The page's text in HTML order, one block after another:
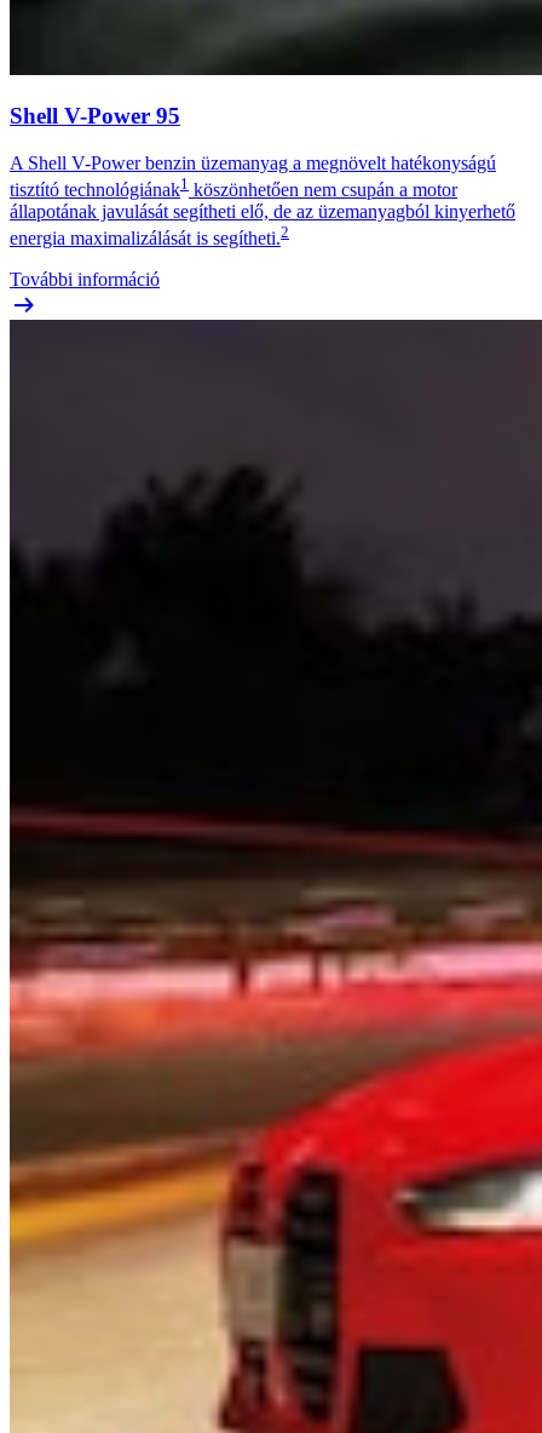
Shell V-Power 95
A Shell V-Power benzin üzemanyag a megnövelt hatékonyságú
tisztító technológiának1 köszönhetően nem csupán a motor
állapotának javulását segítheti elő, de az üzemanyagból kinyerhető
energia maximalizálását is segítheti.2
További információ